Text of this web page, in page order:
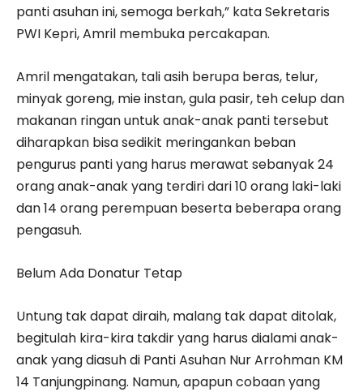
panti asuhan ini, semoga berkah,” kata Sekretaris
PWI Kepri, Amril membuka percakapan.
Amril mengatakan, tali asih berupa beras, telur,
minyak goreng, mie instan, gula pasir, teh celup dan
makanan ringan untuk anak-anak panti tersebut
diharapkan bisa sedikit meringankan beban
pengurus panti yang harus merawat sebanyak 24
orang anak-anak yang terdiri dari 10 orang laki-laki
dan 14 orang perempuan beserta beberapa orang
pengasuh.
Belum Ada Donatur Tetap
Untung tak dapat diraih, malang tak dapat ditolak,
begitulah kira-kira takdir yang harus dialami anak-
anak yang diasuh di Panti Asuhan Nur Arrohman KM
14 Tanjungpinang. Namun, apapun cobaan yang